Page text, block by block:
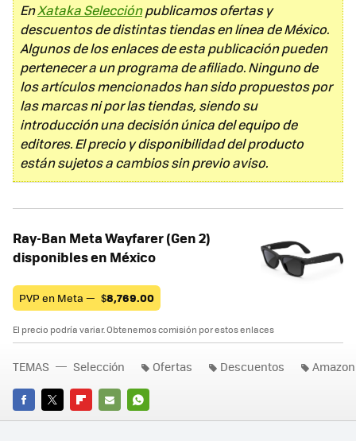
EnXataka Selecciónpublicamos ofertas y
descuentos de distintas tiendas en línea de México.
Algunos de los enlaces de esta publicación pueden
pertenecer a un programa de afiliado. Ninguno de
los artículos mencionados han sido propuestos por
las marcas ni por las tiendas, siendo su
introducción una decisión única del equipo de
editores. El precio y disponibilidad del producto
están sujetos a cambios sin previo aviso.
Ray-Ban Meta Wayfarer (Gen 2)
disponibles en México
PVP en Meta — $8,769.00
El precio podría variar. Obtenemos comisión por estos enlaces
FACEBOOK
TWITTERFLIPBOARD
E-
WHATSAPP
TEMAS Selección Ofertas Descuentos